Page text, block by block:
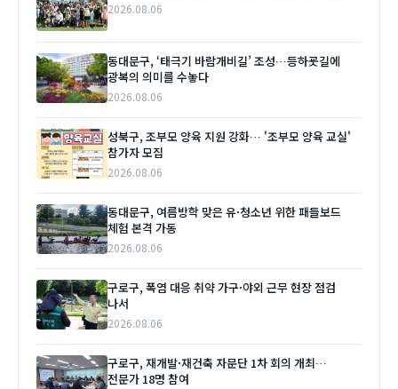
2026.08.06
동대문구, ‘태극기 바람개비길’ 조성…등하굣길에
광복의 의미를 수놓다
2026.08.06
성북구, 조부모 양육 지원 강화… '조부모 양육 교실'
참가자 모집
2026.08.06
동대문구, 여름방학 맞은 유·청소년 위한 패들보드
체험 본격 가동
2026.08.06
구로구, 폭염 대응 취약 가구·야외 근무 현장 점검
나서
2026.08.06
구로구, 재개발·재건축 자문단 1차 회의 개최…
전문가 18명 참여